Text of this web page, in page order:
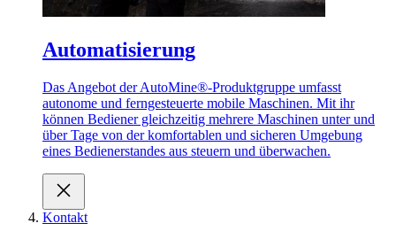
Automatisierung
Das Angebot der AutoMine®-Produktgruppe umfasst
autonome und ferngesteuerte mobile Maschinen. Mit ihr
können Bediener gleichzeitig mehrere Maschinen unter und
über Tage von der komfortablen und sicheren Umgebung
eines Bedienerstandes aus steuern und überwachen.
Kontakt